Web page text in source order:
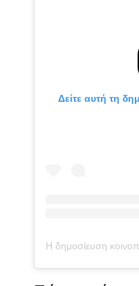
Δείτε αυτή τη